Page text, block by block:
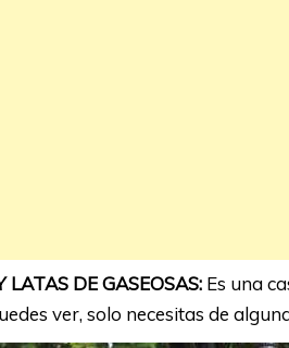
LATAS DE GASEOSAS: Es una
ver, solo necesitas de